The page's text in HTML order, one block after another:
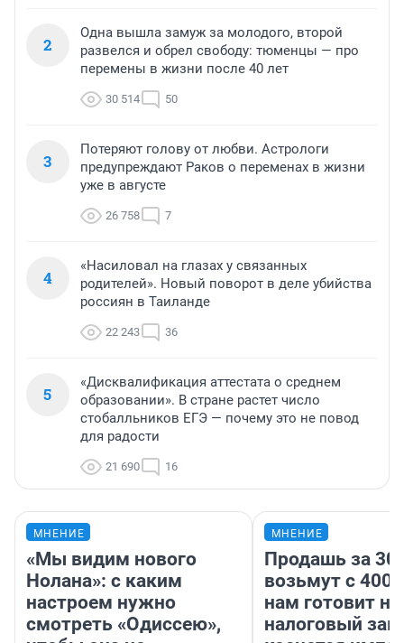
2
Одна вышла замуж за молодого, второй
развелся и обрел свободу: тюменцы — про
перемены в жизни после 40 лет
30 514 50
3
Потеряют голову от любви. Астрологи
предупреждают Раков о переменах в жизни
уже в августе
26 758 7
4
«Насиловал на глазах у связанных
родителей». Новый поворот в деле убийства
россиян в Таиланде
22 243 36
5
«Дисквалификация аттестата о среднем
образовании». В стране растет число
стобалльников ЕГЭ — почему это не повод
для радости
21 690 16
МНЕНИЕ
«Мы видим нового
Нолана»: с каким
настроем нужно
смотреть «Одиссею»,
МНЕНИЕ
Продашь за
возьмут с
нам готовит
налоговый